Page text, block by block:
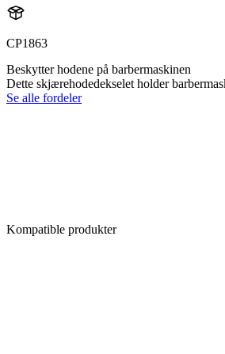
CP1863
Beskytter hodene på barbermaskinen
Dette skjærehodedekselet holder
Se alle fordeler
Kompatible produkter